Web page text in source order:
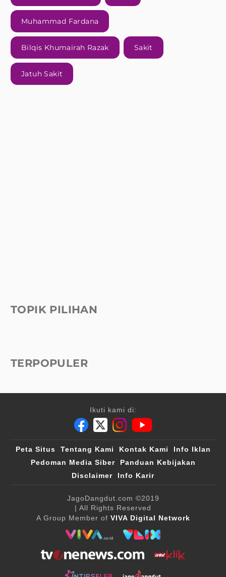
Muhammad Fardana
Bilqis Khumairah Razak Sakit
Jatuh Sakit
TOPIK PILIHAN
TERPOPULER
Ikuti kami di:
Peta Situs Tentang Kami Kontak Kami
Info Iklan
Pedoman Media Siber
Panduan Kebijakan
Disclaimer
Info Karir
JagoDangdut.com ©2019
| All Rights Reserved
A Group Member of VIVA Digital Network